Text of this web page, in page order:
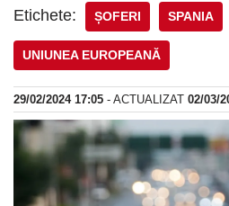
Etichete: ȘOFERI SPANIA
UNIUNEA EUROPEANĂ
29/02/2024 17:05 - ACTUALIZAT 02/03/